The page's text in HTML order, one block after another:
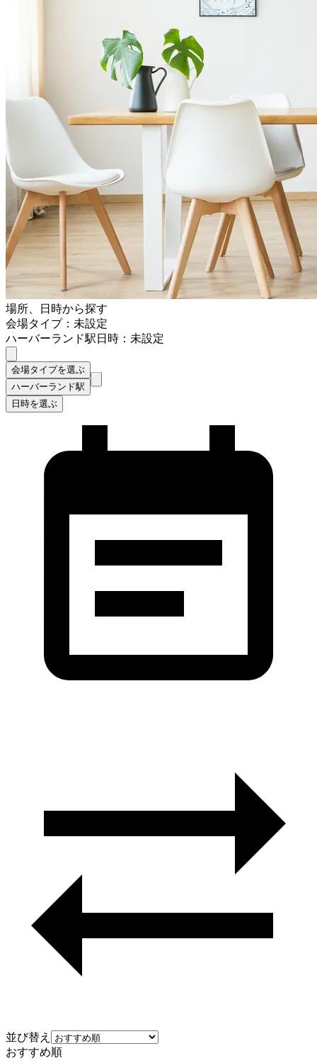
場所、日時から探す
会場タイプ：未設定
ハーバーランド駅日時：未設定
会場タイプを選ぶ
ハーバーランド駅
日時を選ぶ
並び替え
おすすめ順